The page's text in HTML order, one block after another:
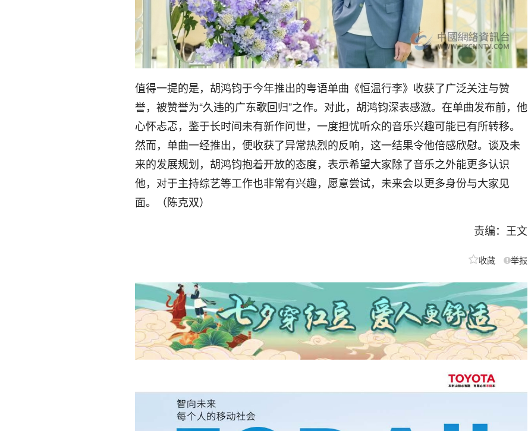
值得一提的是，胡鸿钧于今年推出的粤语单曲《恒温行李》收获了广泛关注与赞
誉，被赞誉为“久违的广东歌回归”之作。对此，胡鸿钧深表感激。在单曲发布前，他
心怀忐忑，鉴于长时间未有新作问世，一度担忧听众的音乐兴趣可能已有所转移。
然而，单曲一经推出，便收获了异常热烈的反响，这一结果令他倍感欣慰。谈及未
来的发展规划，胡鸿钧抱着开放的态度，表示希望大家除了音乐之外能更多认识
他，对于主持综艺等工作也非常有兴趣，愿意尝试，未来会以更多身份与大家见
面。（陈克双）
责编：王文
收藏 举报